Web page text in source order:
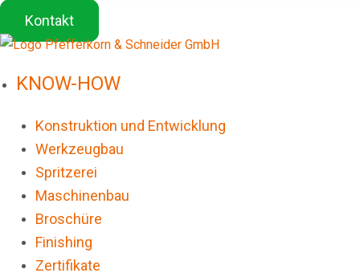
Kontakt
KNOW-HOW
Konstruktion und Entwicklung
Werkzeugbau
Spritzerei
Maschinenbau
Broschüre
Finishing
Zertifikate